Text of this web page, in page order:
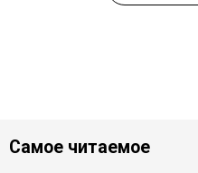
Самое читаемое